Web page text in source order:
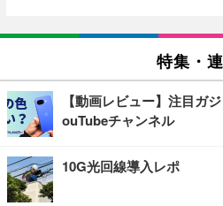
特集・
【動画レビュー】注目ガ
ouTubeチャンネル
10G光回線導入レポ